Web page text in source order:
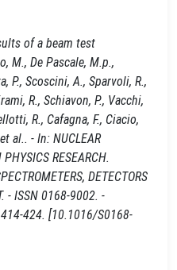
of a beam test
M., De Pascale, M.p.,
P., Scoscini, A., Sparvoli, R.,
R., Schiavon, P., Vacchi,
R., Cafagna, F., Ciacio,
al.. - In: NUCLEAR
RESEARCH.
DETECTORS
- ISSN 0168-9002. -
424. [10.1016/S0168-